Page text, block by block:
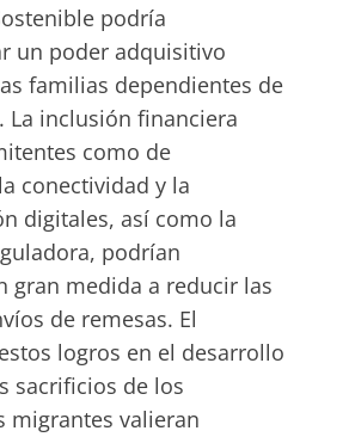
podría
un poder adquisitivo
familias dependientes de
La inclusión financiera
como de
conectividad y la
digitales, así como la
podrían
gran medida a reducir las
de remesas. El
logros en el desarrollo
sacrificios de los
migrantes valieran